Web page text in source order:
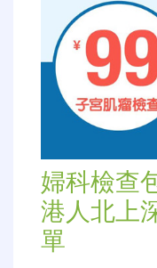
婦科檢查
港人北上
單